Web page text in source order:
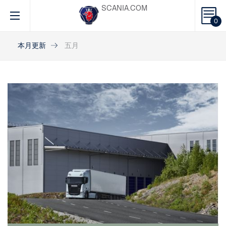
0
SCANIA.COM
本月更新 五月